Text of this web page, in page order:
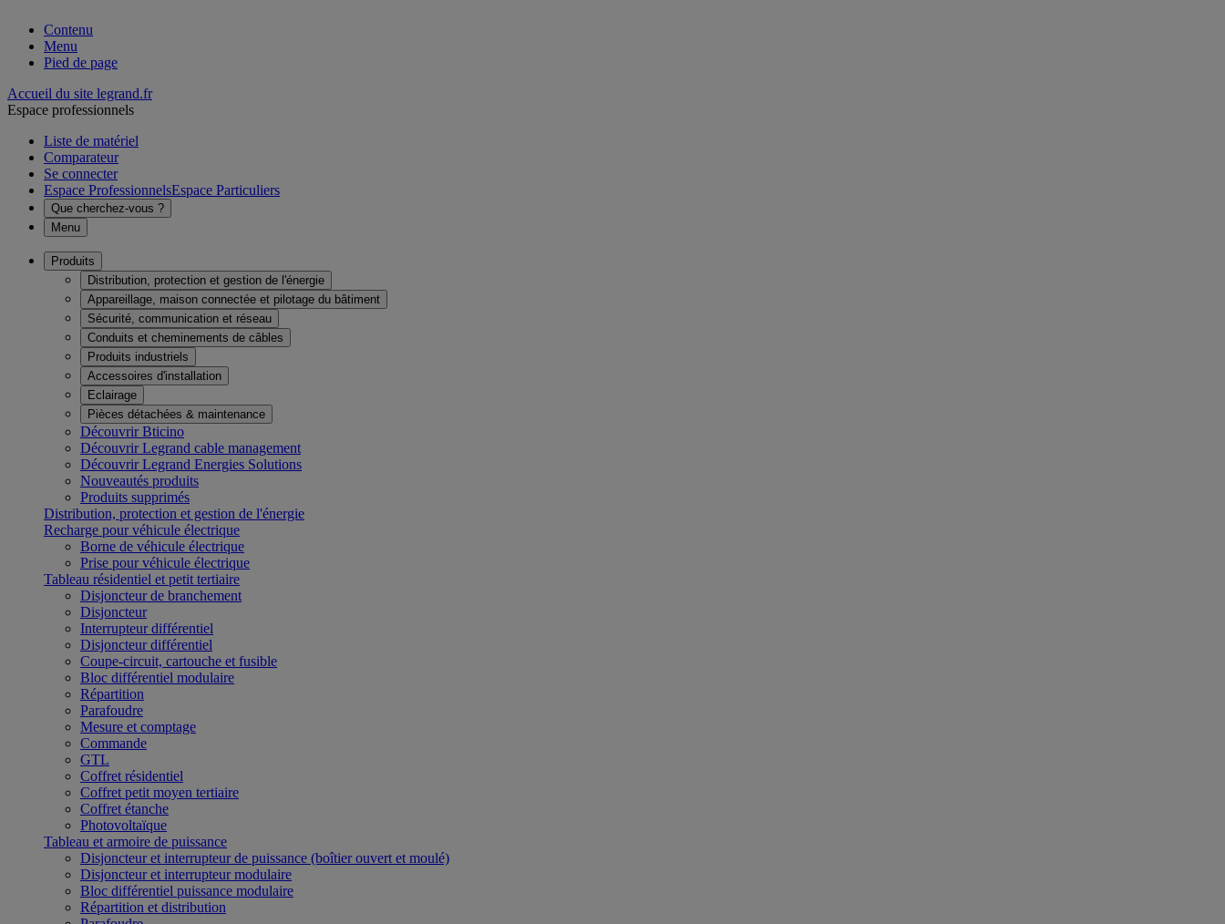
Contenu
Menu
Pied de page
Accueil du site legrand.fr
Espace professionnels
Liste de matériel
Comparateur
Se connecter
Espace ProfessionnelsEspace Particuliers
Que cherchez-vous ?
Menu
Produits
Distribution, protection et gestion de l'énergie
Appareillage, maison connectée et pilotage du bâtiment
Sécurité, communication et réseau
Conduits et cheminements de câbles
Produits industriels
Accessoires d'installation
Eclairage
Pièces détachées & maintenance
Découvrir Bticino
Découvrir Legrand cable management
Découvrir Legrand Energies Solutions
Nouveautés produits
Produits supprimés
Distribution, protection et gestion de l'énergie
Recharge pour véhicule électrique
Borne de véhicule électrique
Prise pour véhicule électrique
Tableau résidentiel et petit tertiaire
Disjoncteur de branchement
Disjoncteur
Interrupteur différentiel
Disjoncteur différentiel
Coupe-circuit, cartouche et fusible
Bloc différentiel modulaire
Répartition
Parafoudre
Mesure et comptage
Commande
GTL
Coffret résidentiel
Coffret petit moyen tertiaire
Coffret étanche
Photovoltaïque
Tableau et armoire de puissance
Disjoncteur et interrupteur de puissance (boîtier ouvert et moulé)
Disjoncteur et interrupteur modulaire
Bloc différentiel puissance modulaire
Répartition et distribution